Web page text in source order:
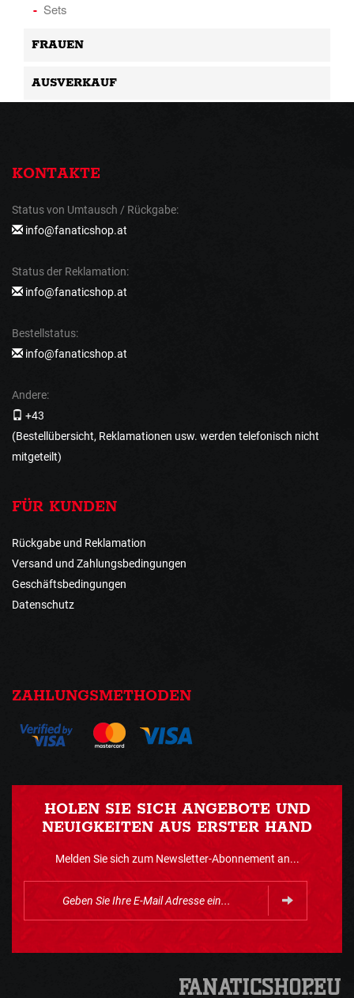
Sets
FRAUEN
AUSVERKAUF
KONTAKTE
Status von Umtausch / Rückgabe:
info@fanaticshop.at
Status der Reklamation:
info@fanaticshop.at
Bestellstatus:
info@fanaticshop.at
Andere:
+43
(Bestellübersicht, Reklamationen usw. werden telefonisch nicht
mitgeteilt)
FÜR KUNDEN
Rückgabe und Reklamation
Versand und Zahlungsbedingungen
Geschäftsbedingungen
Datenschutz
ZAHLUNGSMETHODEN
HOLEN SIE SICH ANGEBOTE UND
NEUIGKEITEN AUS ERSTER HAND
Melden Sie sich zum Newsletter-Abonnement an...